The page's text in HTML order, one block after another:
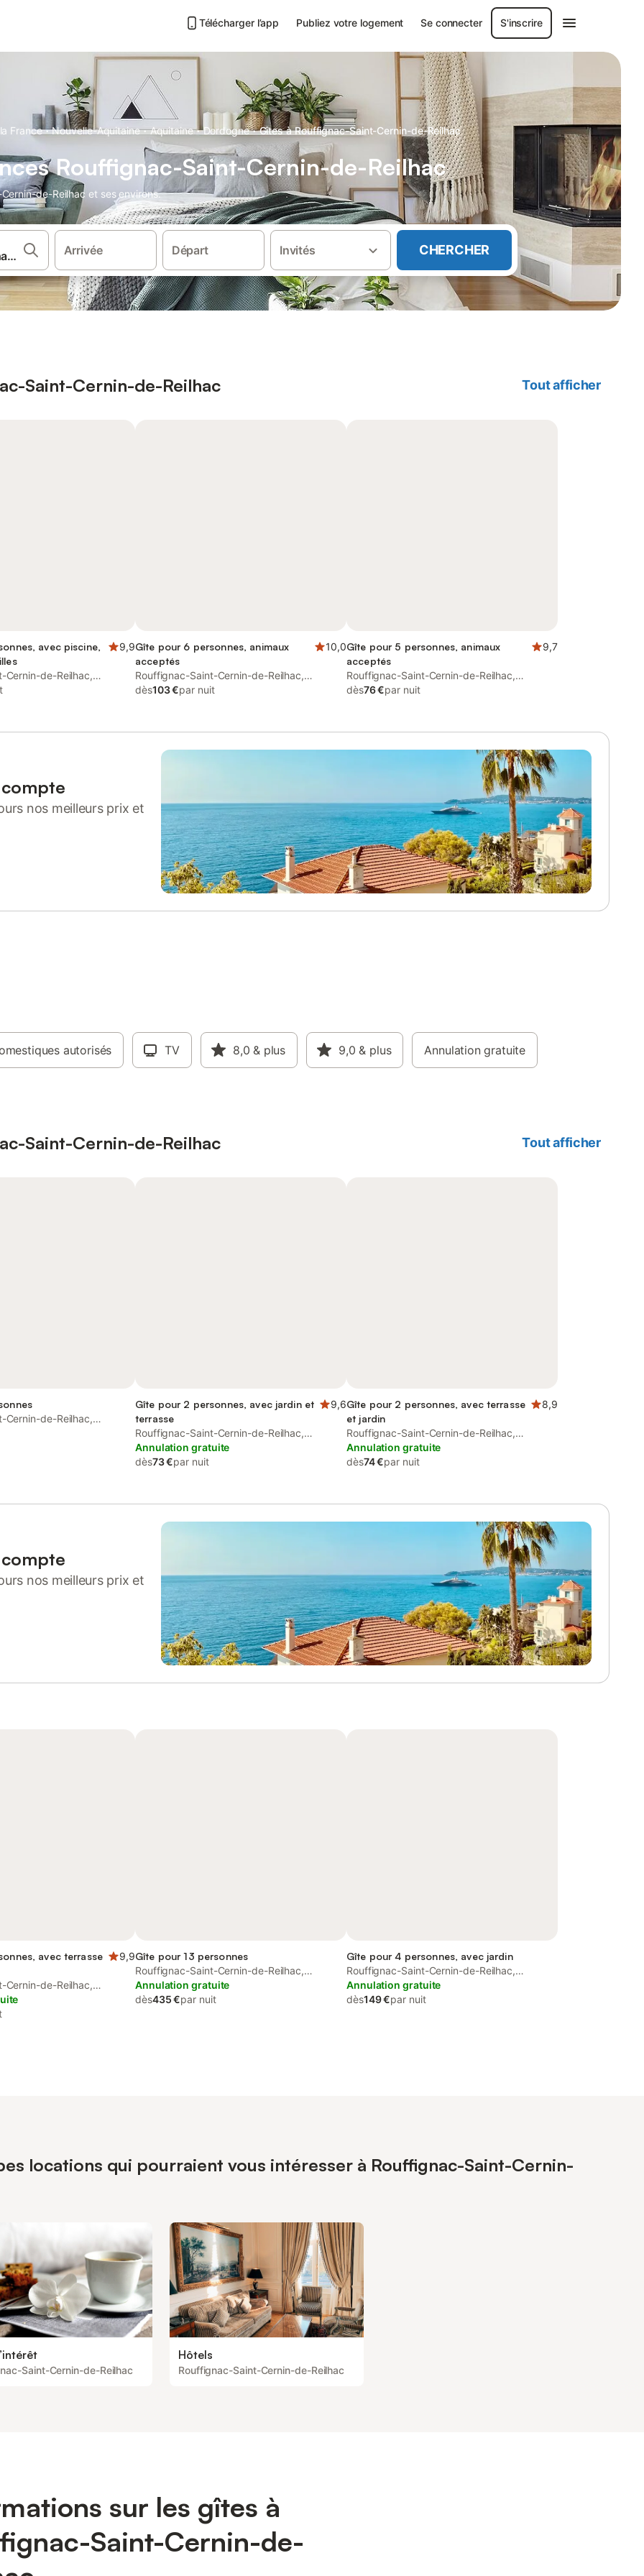
Télécharger l’app Publiez votre logement Se connecter S'inscrire
France · Nouvelle-Aquitaine · Aquitaine · Dordogne · Gîtes à Rouffignac-Saint-Cernin-de-Reilhac
Rouffignac-Saint-Cernin-de-Reilhac
de-Reilhac et ses environs.
Arrivée Départ Invités CHERCHER
Saint-Cernin-de-Reilhac Tout afficher
avec piscine,
9,9
Cernin-de-Reilhac,
Gîte pour 6 personnes, animaux
acceptés
10,0
Rouffignac-Saint-Cernin-de-Reilhac,
Périgord Noir
dès103 €par nuit
Gîte pour 5 personnes, animaux
acceptés
9,7
Rouffignac-Saint-Cernin-de-Reilhac,
Périgord Noir
dès76 €par nuit
compte
nos meilleurs prix et
autorisés TV 8,0 & plus 9,0 & plus Annulation gratuite
Saint-Cernin-de-Reilhac Tout afficher
Cernin-de-Reilhac,
Gîte pour 2 personnes, avec jardin et
terrasse
9,6
Rouffignac-Saint-Cernin-de-Reilhac,
Périgord Noir
Annulation gratuite
dès73 €par nuit
Gîte pour 2 personnes, avec terrasse
et jardin
8,9
Rouffignac-Saint-Cernin-de-Reilhac,
Périgord Noir
Annulation gratuite
dès74 €par nuit
compte
nos meilleurs prix et
avec terrasse
9,9
Cernin-de-Reilhac,
Gîte pour 13 personnes
Rouffignac-Saint-Cernin-de-Reilhac,
Périgord
Annulation gratuite
dès435 €par nuit
Gîte pour 4 personnes, avec jardin
Rouffignac-Saint-Cernin-de-Reilhac,
Périgord Noir
Annulation gratuite
dès149 €par nuit
locations qui pourraient vous intéresser à Rouffignac-Saint-Cernin-
Saint-Cernin-de-Reilhac
Hôtels
Rouffignac-Saint-Cernin-de-Reilhac
sur les gîtes à
Saint-Cernin-de-